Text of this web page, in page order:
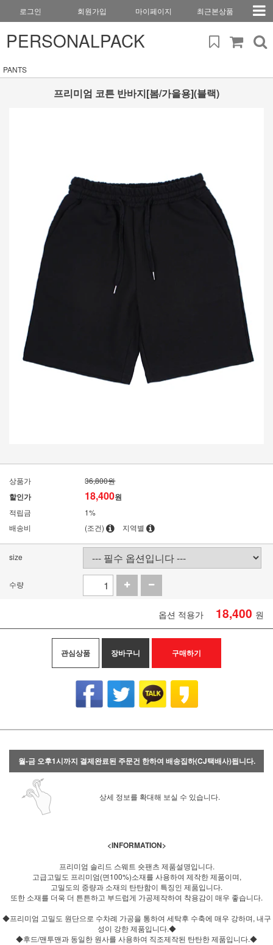
로그인 회원가입 마이페이지 최근본상품
PERSONALPACK
PANTS
프리미엄 코튼 반바지[봄/가을용](블랙)
상품가 36,800원
할인가 18,400원
적립금
1%
배송비
(조건) 지역별
size
수량
옵션 적용가 18,400 원
관심상품 장바구니 구매하기
월-금 오후1시까지 결제완료된 주문건 한하여 배송집하(CJ택배사)됩니다.
상세 정보를 확대해 보실 수 있습니다.
<INFORMATION>
프리미엄 솔리드 스웨트 숏팬츠 제품설명입니다.
고급고밀도 프리미엄(면100%)소재를 사용하여 제작한 제품이며,
고밀도의 중량과 소재의 탄탄함이 특징인 제품입니다.
또한 소재를 더욱 더 튼튼하고 부드럽게 가공제작하여 착용감이 매우 좋습니다.
◆프리미엄 고밀도 원단으로 수차례 가공을 통하여 세탁후 수축에 매우 강하며, 내구
성이 강한 제품입니다.◆
◆후드/맨투맨과 동일한 원사를 사용하여 직조제작된 탄탄한 제품입니다.◆